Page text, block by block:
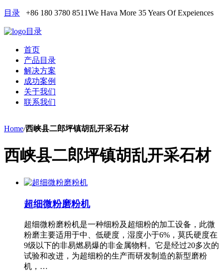
目录 +86 180 3780 8511We Hava More 35 Years Of Expeiences
目录
首页
产品目录
解决方案
成功案例
关于我们
联系我们
Home/西峡县二郎坪镇胡乱开采石材
西峡县二郎坪镇胡乱开采石材
超细微粉磨粉机
超细微粉磨粉机是一种细粉及超细粉的加工设备，此微
粉磨主要适用于中、低硬度，湿度小于6%，莫氏硬度在
9级以下的非易燃易爆的非金属物料。它是经过20多次的
试验和改进，为超细粉的生产而研发制造的新型磨粉
机，…